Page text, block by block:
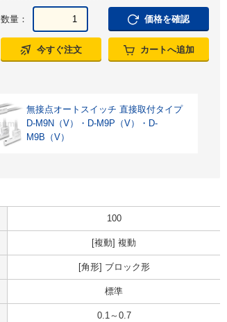
数量： 価格を確認
今すぐ注文 カートへ追加
無接点オートスイッチ 直接取付タイプ
D-M9N（V）・D-M9P（V）・D-
M9B（V）
100
[複動] 複動
[角形] ブロック形
標準
0.1～0.7